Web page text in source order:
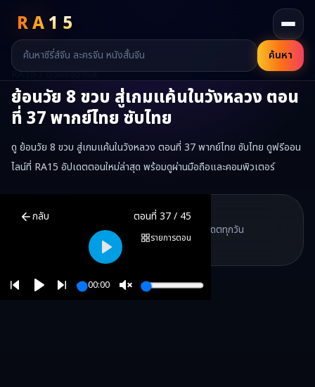
RA15
ค้นหา
RA15 / ตอนของซีรี่ส์
ย้อนวัย 8 ขวบ สู่เกมแค้นในวังหลวง ตอน
ที่ 37พากย์ไทย ซับไทย
ดู ย้อนวัย 8 ขวบ สู่เกมแค้นในวังหลวง ตอนที่ 37 พากย์ไทย ซับไทย ดูฟรีออน
ไลน์ที่ RA15 อัปเดตตอนใหม่ล่าสุด พร้อมดูผ่านมือถือและคอมพิวเตอร์
กลับ ตอนที่ 37/ 45
รายการตอน
00:00
Play
พากย์ไทย ซับไทย ดูฟรี
RA15 เป็นเว็บไซต์ดูซีรี่ส์จีนออนไลน์ฟรี ที่รวบรวมหนังจีน ละครจีน มิ
RA15 Drama
RA15 Drama
รวมซีรี่ส์จีน ละครสั้น หนังแนวตั้ง พากย์ไทย อัปเดตทุกวัน
RA15 Drama